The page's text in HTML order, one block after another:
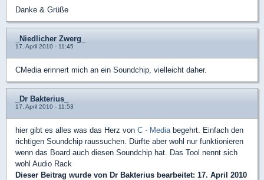
Danke & Grüße
_Niedlicher Zwerg_
17. April 2010 - 11:45
CMedia erinnert mich an ein Soundchip, vielleicht daher.
_Dr Bakterius_
17. April 2010 - 11:53
hier gibt es alles was das Herz von C - Mediabegehrt. Einfach den
richtigen Soundchip raussuchen. Dürfte aber wohl nur funktionieren
wenn das Board auch diesen Soundchip hat. Das Tool nennt sich
wohl Audio Rack
Dieser Beitrag wurde von Dr Bakterius bearbeitet: 17. April 2010